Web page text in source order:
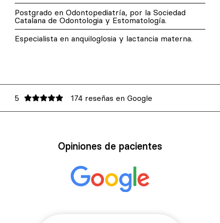
Postgrado en Odontopediatría, por la Sociedad
Catalana de Odontologia y Estomatología.
Especialista en anquiloglosia y lactancia materna.
5 174 reseñas en Google
Opiniones de pacientes